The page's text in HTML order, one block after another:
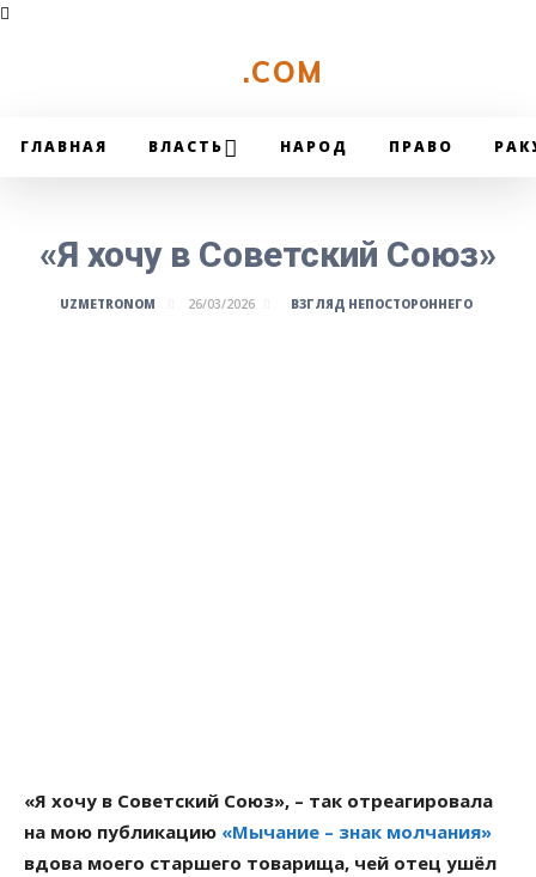
.COM
ГЛАВНАЯ ВЛАСТЬ НАРОД ПРАВО
«Я хочу в Советский Союз»
UZMETRONOM 26/03/2026 ВЗГЛЯД НЕПОСТОРОННЕГО
«Я хочу в Советский Союз», – так отреагировала
на мою публикацию «Мычание – знак молчания»
вдова моего старшего товарища, чей отец ушёл